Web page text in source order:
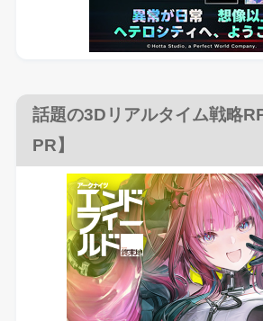
話題の3Dリアルタイム戦略
PR】